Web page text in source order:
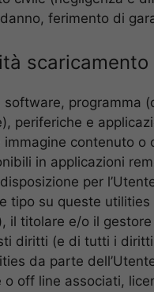
ferimento di
software, programma
periferiche e
immagine contenuto
in applicazioni
per
tipo su queste
il titolare e/o il
diritti (e di tutti i
da parte
o off line associati,